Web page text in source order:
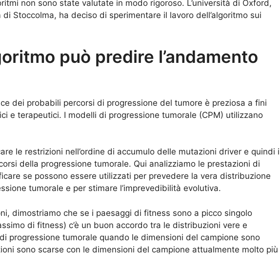
non sono state valutate in modo rigoroso. L’università di Oxford,
Stoccolma, ha deciso di sperimentare il lavoro dell’algoritmo sui
può predire l’andamento
dei probabili percorsi di progressione del tumore è preziosa a fini
e terapeutici. I modelli di progressione tumorale (CPM) utilizzano
le restrizioni nell’ordine di accumulo delle mutazioni driver e quindi i
della progressione tumorale. Qui analizziamo le prestazioni di
se possono essere utilizzati per prevedere la vera distribuzione
tumorale e per stimare l’imprevedibilità evolutiva.
dimostriamo che se i paesaggi di fitness sono a picco singolo
di fitness) c’è un buon accordo tra le distribuzioni vere e
progressione tumorale quando le dimensioni del campione sono
sono scarse con le dimensioni del campione attualmente molto più